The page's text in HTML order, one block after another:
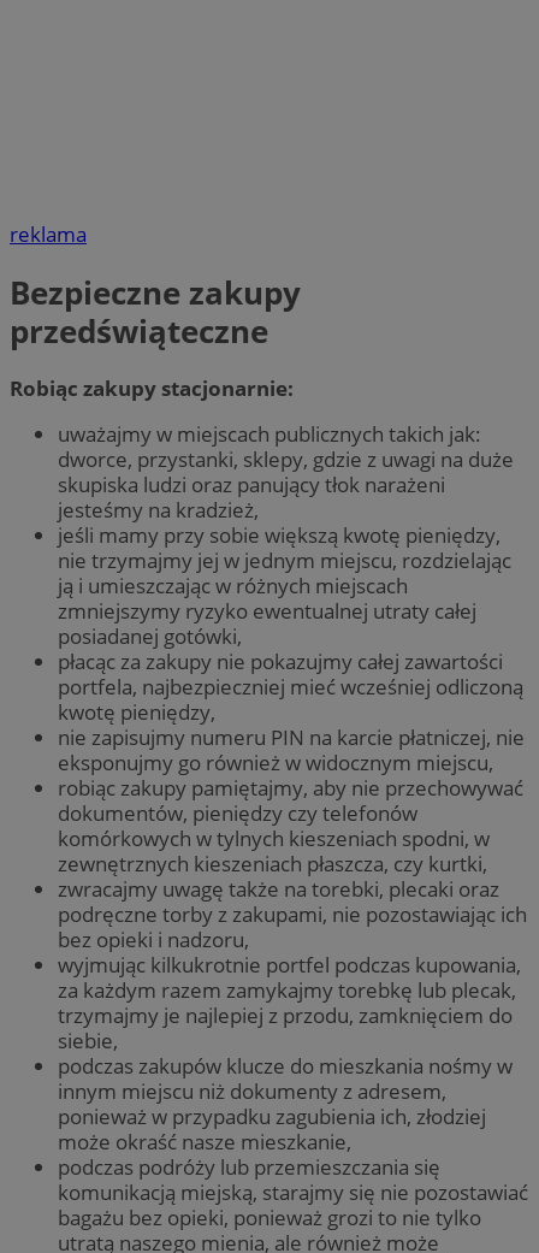
reklama
Bezpieczne zakupy
przedświąteczne
Robiąc zakupy stacjonarnie:
uważajmy w miejscach publicznych takich jak:
dworce, przystanki, sklepy, gdzie z uwagi na duże
skupiska ludzi oraz panujący tłok narażeni
jesteśmy na kradzież,
jeśli mamy przy sobie większą kwotę pieniędzy,
nie trzymajmy jej w jednym miejscu, rozdzielając
ją i umieszczając w różnych miejscach
zmniejszymy ryzyko ewentualnej utraty całej
posiadanej gotówki,
płacąc za zakupy nie pokazujmy całej zawartości
portfela, najbezpieczniej mieć wcześniej odliczoną
kwotę pieniędzy,
nie zapisujmy numeru PIN na karcie płatniczej, nie
eksponujmy go również w widocznym miejscu,
robiąc zakupy pamiętajmy, aby nie przechowywać
dokumentów, pieniędzy czy telefonów
komórkowych w tylnych kieszeniach spodni, w
zewnętrznych kieszeniach płaszcza, czy kurtki,
zwracajmy uwagę także na torebki, plecaki oraz
podręczne torby z zakupami, nie pozostawiając ich
bez opieki i nadzoru,
wyjmując kilkukrotnie portfel podczas kupowania,
za każdym razem zamykajmy torebkę lub plecak,
trzymajmy je najlepiej z przodu, zamknięciem do
siebie,
podczas zakupów klucze do mieszkania nośmy w
innym miejscu niż dokumenty z adresem,
ponieważ w przypadku zagubienia ich, złodziej
może okraść nasze mieszkanie,
podczas podróży lub przemieszczania się
komunikacją miejską, starajmy się nie pozostawiać
bagażu bez opieki, ponieważ grozi to nie tylko
utratą naszego mienia, ale również może